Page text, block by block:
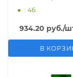
: 46
934.20 руб./
В